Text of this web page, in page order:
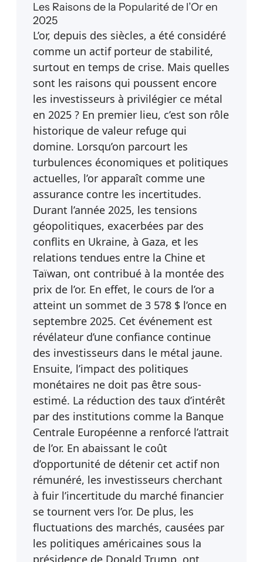
Les Raisons de la Popularité de l’Or en
2025
L’or, depuis des siècles, a été considéré
comme un actif porteur de stabilité,
surtout en temps de crise. Mais quelles
sont les raisons qui poussent encore
les investisseurs à privilégier ce métal
en 2025 ? En premier lieu, c’est son rôle
historique de valeur refuge qui
domine. Lorsqu’on parcourt les
turbulences économiques et politiques
actuelles, l’or apparaît comme une
assurance contre les incertitudes.
Durant l’année 2025, les tensions
géopolitiques, exacerbées par des
conflits en Ukraine, à Gaza, et les
relations tendues entre la Chine et
Taïwan, ont contribué à la montée des
prix de l’or. En effet, le cours de l’or a
atteint un sommet de 3 578 $ l’once en
septembre 2025. Cet événement est
révélateur d’une confiance continue
des investisseurs dans le métal jaune.
Ensuite, l’impact des politiques
monétaires ne doit pas être sous-
estimé. La réduction des taux d’intérêt
par des institutions comme la Banque
Centrale Européenne a renforcé l’attrait
de l’or. En abaissant le coût
d’opportunité de détenir cet actif non
rémunéré, les investisseurs cherchant
à fuir l’incertitude du marché financier
se tournent vers l’or. De plus, les
fluctuations des marchés, causées par
les politiques américaines sous la